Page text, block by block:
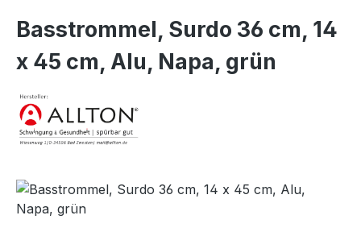
Basstrommel, Surdo 36 cm, 14
x 45 cm, Alu, Napa, grün
Bildergalerie überspringen